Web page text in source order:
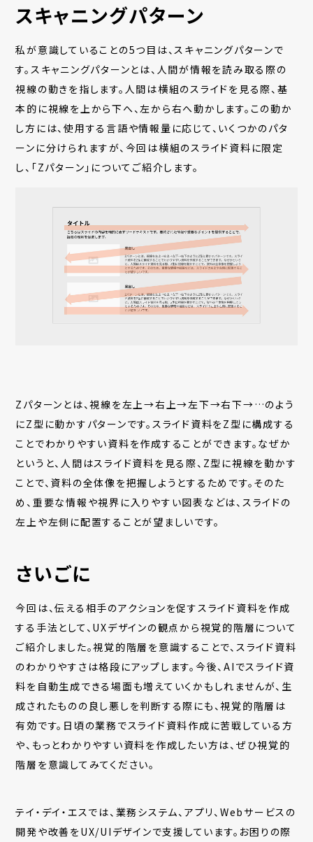
スキャニングパターン
私が意識していることの5つ目は、スキャニングパターンで
す。スキャニングパターンとは、人間が情報を読み取る際の
視線の動きを指します。人間は横組のスライドを見る際、基
本的に視線を上から下へ、左から右へ動かします。この動か
し方には、使用する言語や情報量に応じて、いくつかのパタ
ーンに分けられますが、今回は横組のスライド資料に限定
し、「Zパターン」についてご紹介します。
Zパターンとは、視線を左上→右上→左下→右下→…のよう
にZ型に動かすパターンです。スライド資料をZ型に構成する
ことでわかりやすい資料を作成することができます。なぜか
というと、人間はスライド資料を見る際、Z型に視線を動かす
ことで、資料の全体像を把握しようとするためです。そのた
め、重要な情報や視界に入りやすい図表などは、スライドの
左上や左側に配置することが望ましいです。
さいごに
今回は、伝える相手のアクションを促すスライド資料を作成
する手法として、UXデザインの観点から視覚的階層について
ご紹介しました。視覚的階層を意識することで、スライド資料
のわかりやすさは格段にアップします。今後、AIでスライド資
料を自動生成できる場面も増えていくかもしれませんが、生
成されたものの良し悪しを判断する際にも、視覚的階層は
有効です。日頃の業務でスライド資料作成に苦戦している方
や、もっとわかりやすい資料を作成したい方は、ぜひ視覚的
階層を意識してみてください。
テイ・デイ・エスでは、業務システム、アプリ、Webサービスの
開発や改善をUX/UIデザインで支援しています。お困りの際